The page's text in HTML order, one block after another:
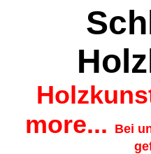
more...
Bei